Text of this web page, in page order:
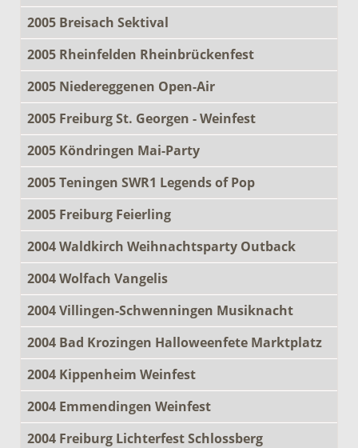
2005 Breisach Sektival
2005 Rheinfelden Rheinbrückenfest
2005 Niedereggenen Open-Air
2005 Freiburg St. Georgen - Weinfest
2005 Köndringen Mai-Party
2005 Teningen SWR1 Legends of Pop
2005 Freiburg Feierling
2004 Waldkirch Weihnachtsparty Outback
2004 Wolfach Vangelis
2004 Villingen-Schwenningen Musiknacht
2004 Bad Krozingen Halloweenfete Marktplatz
2004 Kippenheim Weinfest
2004 Emmendingen Weinfest
2004 Freiburg Lichterfest Schlossberg